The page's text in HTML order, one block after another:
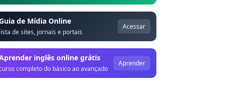
de Mídia Online
de sites, jornais e portais
Acessar
inglês online grátis
completo do básico ao avançado
Aprender